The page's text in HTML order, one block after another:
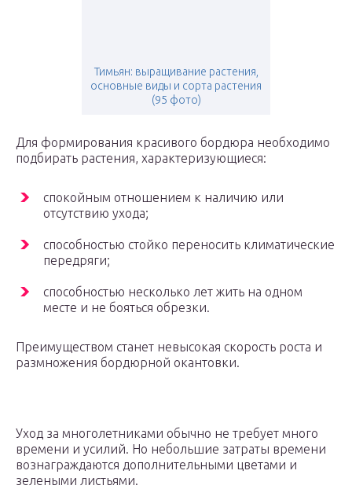
Тимьян: выращивание растения,
основные виды и сорта растения
(95 фото)
Для формирования красивого бордюра необходимо
подбирать растения, характеризующиеся:
спокойным отношением к наличию или
отсутствию ухода;
способностью стойко переносить климатические
передряги;
способностью несколько лет жить на одном
месте и не бояться обрезки.
Преимуществом станет невысокая скорость роста и
размножения бордюрной окантовки.
Уход за многолетниками обычно не требует много
времени и усилий. Но небольшие затраты времени
вознаграждаются дополнительными цветами и
зелеными листьями.